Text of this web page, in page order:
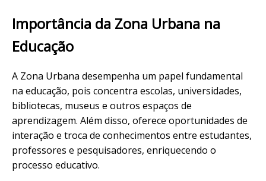
Importância da Zona Urbana na
Educação
A Zona Urbana desempenha um papel fundamental
na educação, pois concentra escolas, universidades,
bibliotecas, museus e outros espaços de
aprendizagem. Além disso, oferece oportunidades de
interação e troca de conhecimentos entre estudantes,
professores e pesquisadores, enriquecendo o
processo educativo.